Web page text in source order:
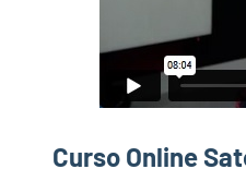
Curso Online